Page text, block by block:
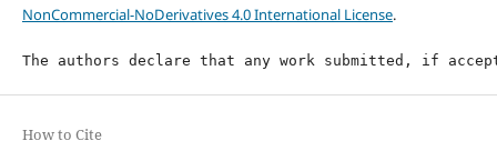
NonCommercial-NoDerivatives 4.0 International License.
The authors declare that any work submitted, if
How to Cite